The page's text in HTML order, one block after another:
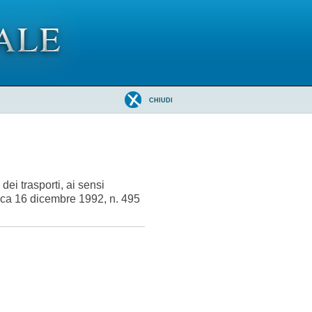
CHIUDI
trasporti, ai sensi
16 dicembre 1992, n. 495